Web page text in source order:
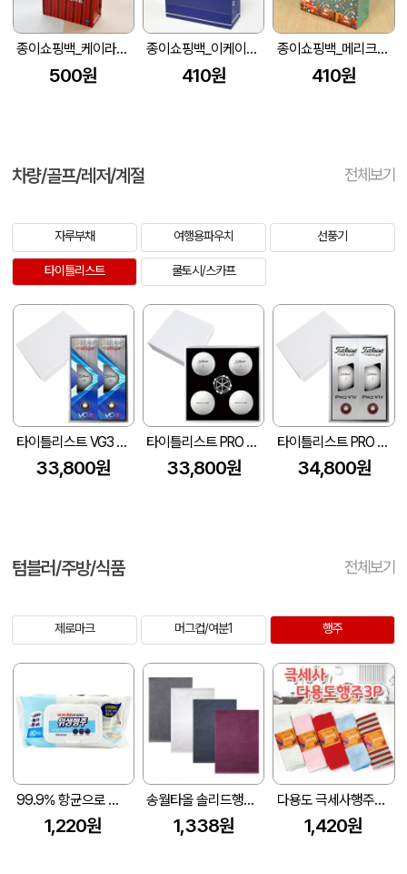
종이쇼핑백_케이라인 (260x110x350mm)
500원
종이쇼핑백_이케이씨 (175x70x235mm)
410원
종이쇼핑백_메리크리스마스 (150x60x210mm)
410원
차량/골프/레저/계절 전체보기
자루부채 여행용파우치 선풍기
타이틀리스트 쿨토시/스카프
타이틀리스트 VG3 3피스 6구 고급 싸바리케이스
33,800원
타이틀리스트 PRO V1x 4구 볼마커칩 고급 싸바리케이스
33,800원
타이틀리스트 PRO V1x 6구 고급 싸바리케이스
34,800원
텀블러/주방/식품 전체보기
제로마크 머그컵/여분1 행주
99.9% 항균으로 세균닦는 위생행주80매
1,220원
송월타올 솔리드행주 (50g/30*45cm)
1,338원
다용도 극세사행주3P세트
1,420원